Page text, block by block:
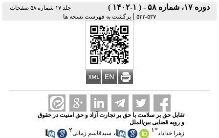
دوره ۱۷، شماره ۵۸ - ( ۱-۱۴۰۲ )
جلد ۱۷ شماره ۵۸ صفحات
۵۳۷-۵۲۲
| برگشت به فهرست نسخه ها
تقابل حق بر سلامت با حق بر تجارت آزاد و حق امنیت در حقوق
و رویه قضایی بین‌الملل
زهرا خداداد*۱ ، سیدقاسم زمانی۲